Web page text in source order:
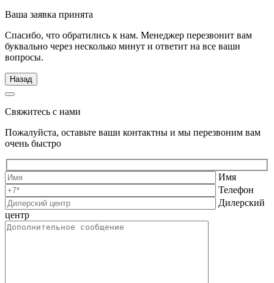
Ваша заявка принята
Спасибо, что обратились к нам. Менеджер перезвонит вам
буквально через несколько минут и ответит на все ваши
вопросы.
Назад
Свяжитесь с нами
Пожалуйста, оставьте ваши контактны и мы перезвоним вам
очень быстро
Имя
Телефон
Дилерский
центр